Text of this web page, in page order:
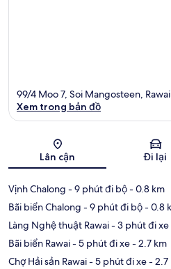
Bản
99/4 Moo 7, Soi Mangosteen,
Xem trong bản đồ
Lân cận Đi lại
Vịnh Chalong - 9 phút đi bộ- 0.8 km
Bãi biển Chalong - 9 phút đi bộ- 0.8
Làng Nghệ thuật Rawai- 3 phút đi xe
Bãi biển Rawai- 5 phút đi xe- 2.7 km
Chợ Hải sản Rawai- 5 phút đi xe- 2.7